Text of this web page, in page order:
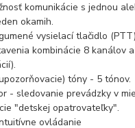
komunikácie s jednou
okamih.
vysielací tlačidlo
kombinácie 8 kanálov
tóny - 5 tónov.
- sledovanie prevádzky v
"detskej opatrovateľky".
ovládanie